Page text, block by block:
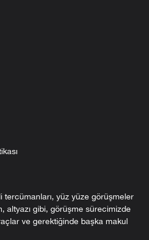
tercümanları, yüz yüze görüşmeler
altyazı gibi, görüşme sürecimizde
ve gerektiğinde başka makul